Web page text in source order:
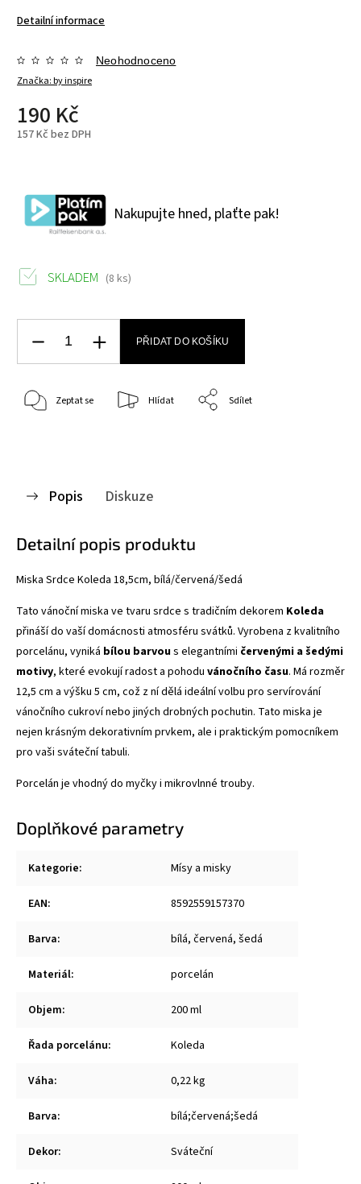
Detailní informace
Značka:by inspire
Neohodnoceno
190 Kč
157 Kč bez DPH
Nakupujte hned, plaťte pak!
SKLADEM (8 ks)
PŘIDAT DO KOŠÍKU
Zeptat se Hlídat Sdílet
Popis Diskuze
Detailní popis produktu
Miska Srdce Koleda 18,5cm, bílá/červená/šedá
Tato vánoční miska ve tvaru srdce s tradičním dekorem Koleda
přináší do vaší domácnosti atmosféru svátků. Vyrobena z kvalitního
porcelánu, vyniká bílou barvous elegantními červenými a šedými
motivy, které evokují radost a pohodu vánočního času. Má rozměr
12,5 cm a výšku 5 cm, což z ní dělá ideální volbu pro servírování
vánočního cukroví nebo jiných drobných pochutin. Tato miska je
nejen krásným dekorativním prvkem, ale i praktickým pomocníkem
pro vaši sváteční tabuli.
Porcelán je vhodný do myčky i mikrovlnné trouby.
Doplňkové parametry
Kategorie: Mísy a misky
EAN: 8592559157370
Barva: bílá, červená, šedá
Materiál: porcelán
Objem: 200 ml
Řada porcelánu: Koleda
Váha: 0,22 kg
Barva: bílá;červená;šedá
Dekor: Sváteční